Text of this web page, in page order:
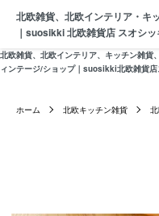
北欧雑貨、北欧インテリア、キッチン雑貨
ィンテージ/ショップ｜suosikki北欧雑貨店
北欧雑貨、北欧インテリア・キ
｜suosikki 北欧雑貨店 スオシッ
ホーム 北欧キッチン雑貨